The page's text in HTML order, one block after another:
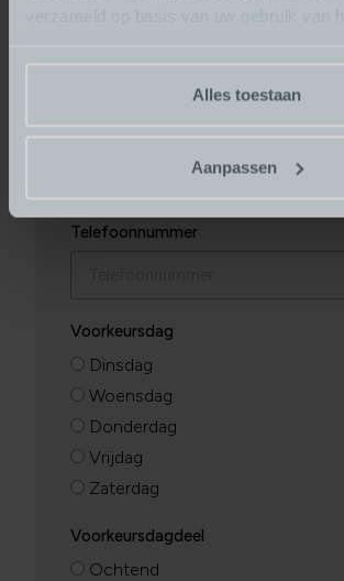
Alles toestaan
Aanpassen
E-mailadres
Telefoonnummer
Voorkeursdag
Dinsdag
Woensdag
Donderdag
Vrijdag
Zaterdag
Voorkeursdagdeel
Ochtend